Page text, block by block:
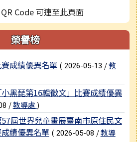
榮譽榜
成績優異名單 ( 2026-05-13 /教
黑琵第16輯徵文」比賽成績優異
/教導處 )
屆世界兒童畫展臺南市原住民文
績優異名單 ( 2026-05-08 /教導